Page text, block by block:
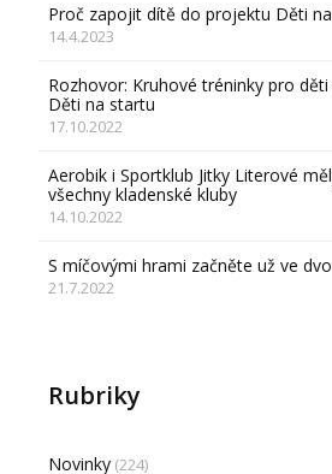
Proč zapojit dítě do projektu Děti
14.4.2023
Rozhovor: Kruhové tréninky pro
Děti na startu
17.10.2022
Aerobik i Sportklub Jitky Literové
všechny kladenské kluby
14.10.2022
S míčovými hrami začněte už ve
21.7.2022
Rubriky
Novinky (224)